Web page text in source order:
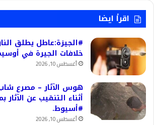
اقرأ ايضا
#الجيزة:عاطل يطلق
خلافات الجيرة في
أغسطس 10, 2026
هوس الآثار – مصرع شاب
أثناء التنقيب عن
#أسيوط.
أغسطس 10, 2026